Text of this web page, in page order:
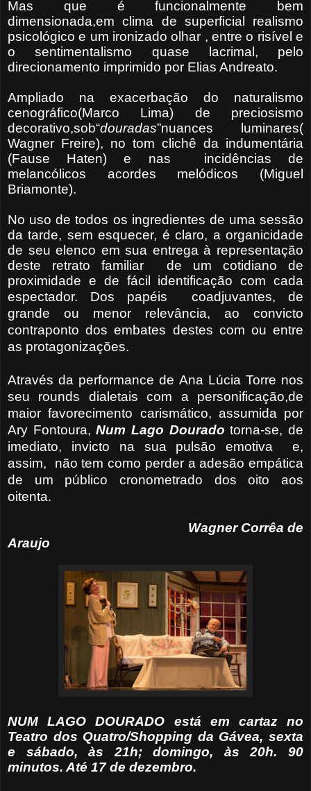
Mas que é funcionalmente bem
dimensionada,em clima de superficial realismo
psicológico e um ironizado olhar , entre o risível e
o sentimentalismo quase lacrimal, pelo
direcionamento imprimido por Elias Andreato.
Ampliado na exacerbação do naturalismo
cenográfico(Marco Lima) de preciosismo
decorativo,sob“douradas”nuances luminares(
Wagner Freire), no tom clichê da indumentária
(Fause Haten) e nas incidências de
melancólicos acordes melódicos (Miguel
Briamonte).
No uso de todos os ingredientes de uma sessão
da tarde, sem esquecer, é claro, a organicidade
de seu elenco em sua entrega à representação
deste retrato familiar de um cotidiano de
proximidade e de fácil identificação com cada
espectador. Dos papéis coadjuvantes, de
grande ou menor relevância, ao convicto
contraponto dos embates destes com ou entre
as protagonizações.
Através da performance de Ana Lúcia Torre nos
seu rounds dialetais com a personificação,de
maior favorecimento carismático, assumida por
Ary Fontoura,Num Lago Dourado torna-se, de
imediato, invicto na sua pulsão emotiva e,
assim, não tem como perder a adesão empática
de um público cronometrado dos oito aos
oitenta.
Wagner Corrêa de
Araujo
NUM LAGO DOURADO está em cartaz no
Teatro dos Quatro/Shopping da Gávea, sexta
e sábado, às 21h; domingo, às 20h. 90
minutos. Até 17 de dezembro.